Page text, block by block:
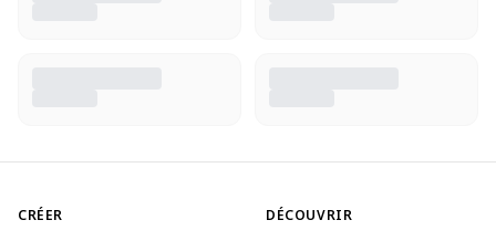
CRÉER DÉCOUVRIR